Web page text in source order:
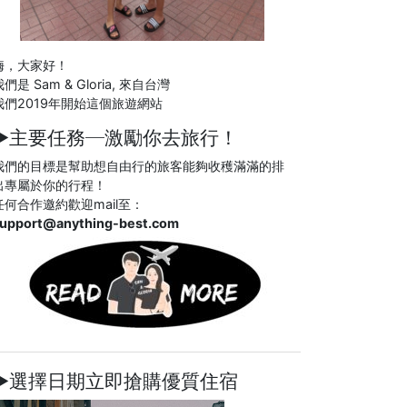
，大家好！
們是 Sam & Gloria, 來自台灣
們2019年開始這個旅遊網站
主要任務─激勵你去旅行！
們的目標是幫助想自由行的旅客能夠收穫滿滿的排
專屬於你的行程！
何合作邀約歡迎mail至：
best.com
擇日期立即搶購優質住宿